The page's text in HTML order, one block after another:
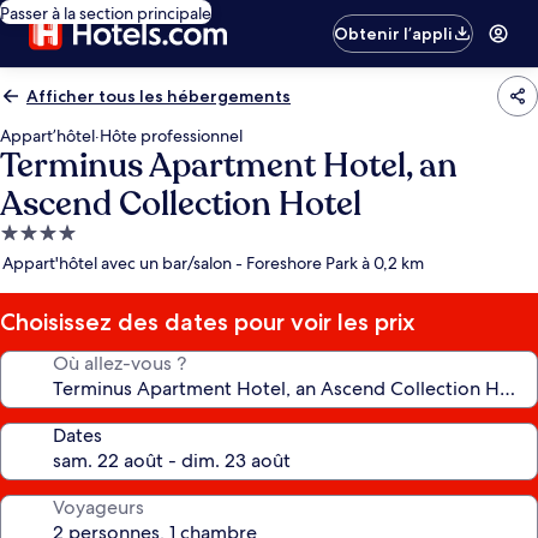
Passer à la section principale
Obtenir l’appli
Afficher tous les hébergements
Appart’hôtel·Hôte professionnel
Terminus Apartment Hotel, an
Ascend Collection Hotel
Hébergement
4.0 étoiles
Appart'hôtel avec un bar/salon - Foreshore Park à 0,2 km
Choisissez des dates pour voir les prix
Où allez-vous ?
Dates
Voyageurs